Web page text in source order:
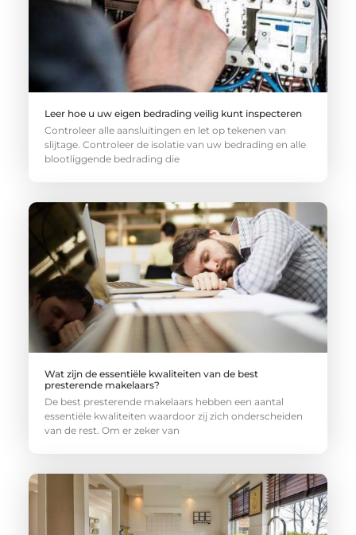
Leer hoe u uw eigen bedrading veilig kunt inspecteren
Controleer alle aansluitingen en let op tekenen van
slijtage. Controleer de isolatie van uw bedrading en alle
blootliggende bedrading die
Wat zijn de essentiële kwaliteiten van de best
presterende makelaars?
De best presterende makelaars hebben een aantal
essentiële kwaliteiten waardoor zij zich onderscheiden
van de rest. Om er zeker van